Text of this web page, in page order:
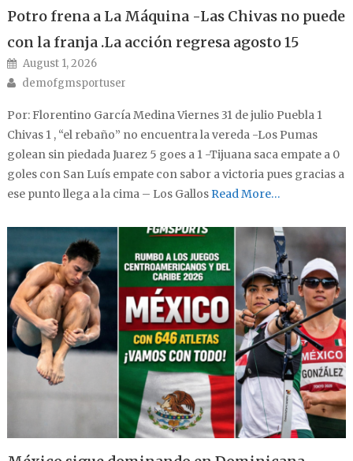
Potro frena a La Máquina -Las Chivas no puede
con la franja .La acción regresa agosto 15
Posted on
August 1, 2026
Author
demofgmsportuser
Por: Florentino García Medina Viernes 31 de julio Puebla 1
Chivas 1 , “el rebaño” no encuentra la vereda -Los Pumas
golean sin piedada Juarez 5 goes a 1 -Tijuana saca empate a 0
goles con San Luís empate con sabor a victoria pues gracias a
ese punto llega a la cima – Los GallosRead More…